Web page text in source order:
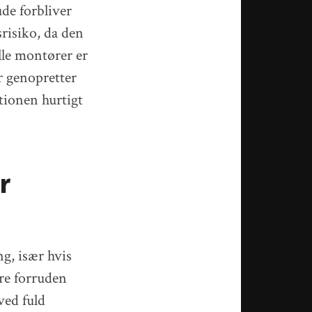
forbliver
da den
montører er
genopretter
hurtigt
især hvis
forruden
fuld